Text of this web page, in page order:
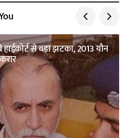
से बड़ा झटका, 2013 यौन